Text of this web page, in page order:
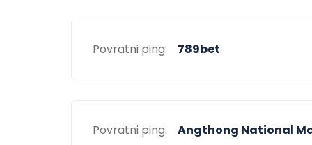
Povratni ping: 789bet
Povratni ping: Angthong National